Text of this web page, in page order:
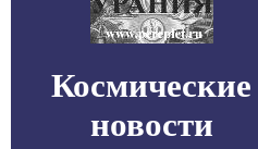
Космические
новости